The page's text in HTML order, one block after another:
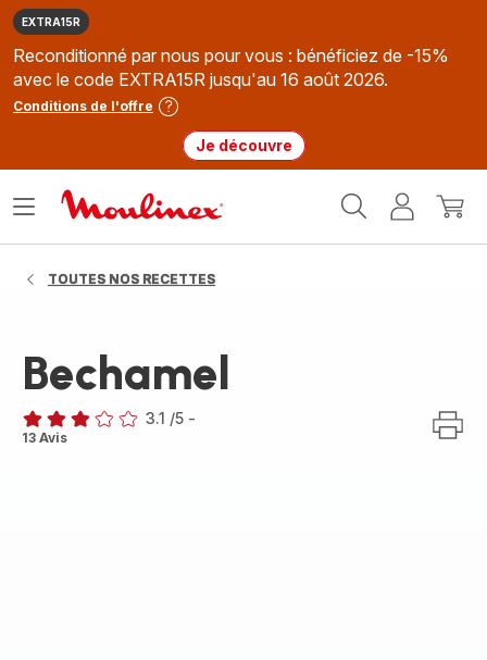
EXTRA15R
Reconditionné par nous pour vous : bénéficiez de -15%
avec le code EXTRA15R jusqu'au 16 août 2026.
Conditions de l'offre
Je découvre
MonMon
Ouvrir
TOUTES NOS RECETTES
Bechamel
ratings.3.1
3.1 /5 -
13 Avis